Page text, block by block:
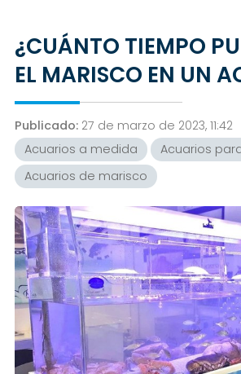
¿CUÁNTO TIEMPO
EL MARISCO EN UN
Publicado: 27 de marzo de 2023, 11:42
Acuarios a medida
Acuarios
Acuarios de marisco